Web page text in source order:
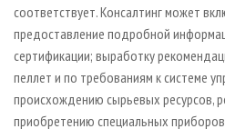
соответствует. Консалтинг может
предоставление подробной
сертификации; выработку
пеллет и по требованиям к системе
происхождению сырьевых ресурсов,
приобретению специальных